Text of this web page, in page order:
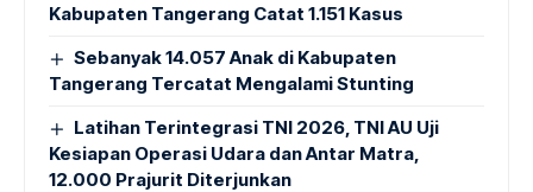
Kabupaten Tangerang Catat 1.151 Kasus
Sebanyak 14.057 Anak di Kabupaten
Tangerang Tercatat Mengalami Stunting
Latihan Terintegrasi TNI 2026, TNI AU Uji
Kesiapan Operasi Udara dan Antar Matra,
12.000 Prajurit Diterjunkan